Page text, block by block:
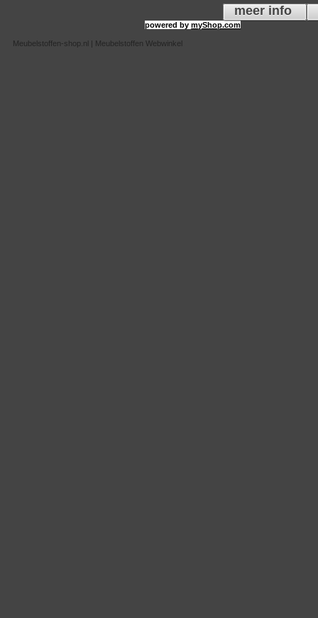
meer info
powered bymyShop.com
Meubelstoffen-shop.nl | Meubelstoffen Webwinkel